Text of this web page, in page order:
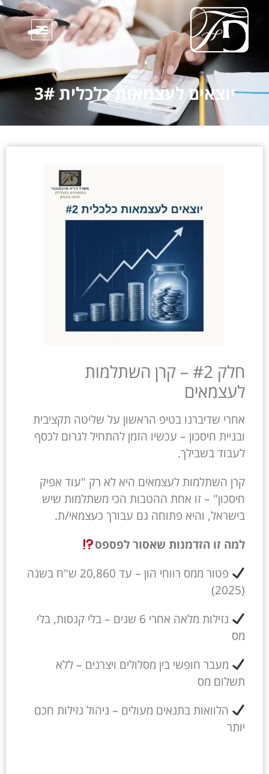
יוצאים לעצמאות כלכלית 3#
חלק #2 – קרן השתלמות
לעצמאים
אחרי שדיברנו בטיפ הראשון על שליטה תקציבית
ובניית חיסכון – עכשיו הזמן להתחיל לגרום לכסף
לעבוד בשבילך.
קרן השתלמות לעצמאים היא לא רק "עוד אפיק
חיסכון" – זו אחת ההטבות הכי משתלמות שיש
בישראל, והיא פתוחה גם עבורך כעצמאי/ת.
למה זו הזדמנות שאסור לפספס
פטור ממס רווחי הון – עד 20,860 ש"ח בשנה
(2025)
נזילות מלאה אחרי 6 שנים – בלי קנסות, בלי
מס
מעבר חופשי בין מסלולים ויצרנים – ללא
תשלום מס
הלוואות בתנאים מעולים – ניהול נזילות חכם
יותר